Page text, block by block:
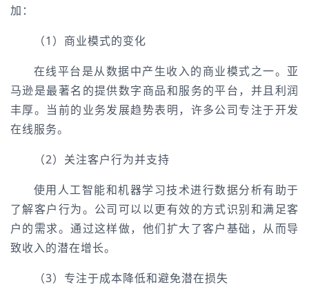
加：
（1）商业模式的变化
在线平台是从数据中产生收入的商业模式之一。亚
马逊是最著名的提供数字商品和服务的平台，并且利润
丰厚。当前的业务发展趋势表明，许多公司专注于开发
在线服务。
（2）关注客户行为并支持
使用人工智能和机器学习技术进行数据分析有助于
了解客户行为。公司可以以更有效的方式识别和满足客
户的需求。通过这样做，他们扩大了客户基础，从而导
致收入的潜在增长。
（3）专注于成本降低和避免潜在损失